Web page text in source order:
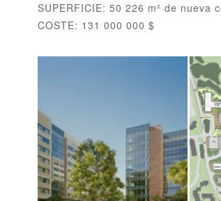
SUPERFICIE: 50 226 m² de nueva
COSTE: 131 000 000 $